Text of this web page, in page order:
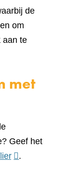
de
om
aan te
met
Geef het
(verwijst
.